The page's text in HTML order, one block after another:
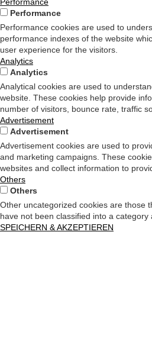
Performance
Performance cookies are used to
performance indexes of the website
user experience for the visitors.
Analytics
Analytics
Analytical cookies are used to
website. These cookies help provide
number of visitors, bounce rate, traffic
Advertisement
Advertisement
Advertisement cookies are used to
and marketing campaigns. These
websites and collect information to
Others
Others
Other uncategorized cookies are those
have not been classified into a category
SPEICHERN & AKZEPTIEREN